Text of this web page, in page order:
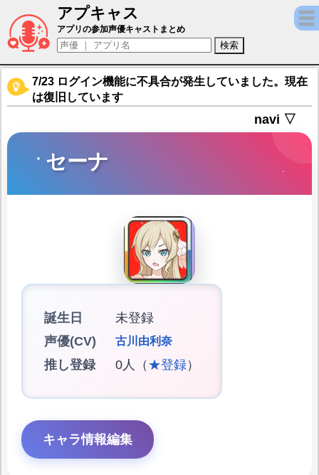
アプキャス
セーナ（声優：古川由利奈)【神式一閃 カム
アプリの参加声優キャストまとめ
7/23 ログイン機能に不具合が発生していました。現在
は復旧しています
navi ▽
セーナ
誕生日
未登録
声優(CV)
古川由利奈
推し登録 0人（ ★登録）
キャラ情報編集